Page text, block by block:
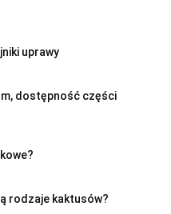
uprawy
dostępność części
rodzaje kaktusów?